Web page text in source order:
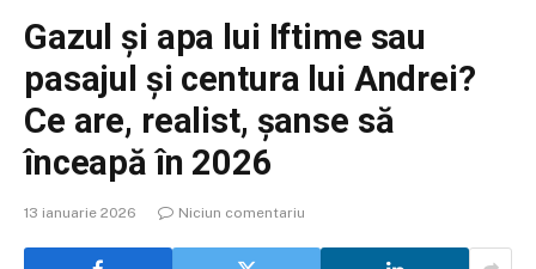
Gazul și apa lui Iftime sau
pasajul și centura lui Andrei?
Ce are, realist, șanse să
înceapă în 2026
13 ianuarie 2026 Niciun comentariu